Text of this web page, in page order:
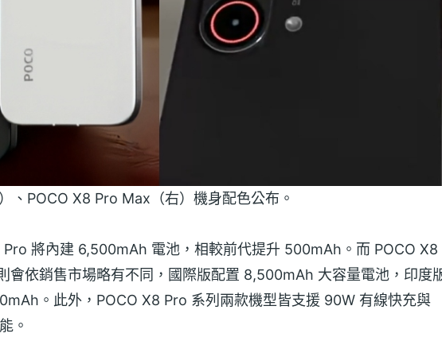
、POCO X8 Pro Max（右）機身配色公布。
將內建 6,500mAh 電池，相較前代提升 500mAh。而 POCO X8
會依銷售市場略有不同，國際版配置 8,500mAh 大容量電池，印度
。此外，POCO X8 Pro 系列兩款機型皆支援 90W 有線快充與
。